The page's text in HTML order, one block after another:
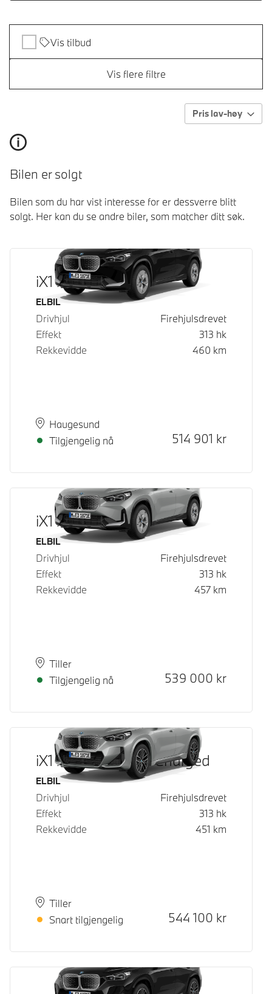
Vis tilbud
Vis flere filtre
Pris lav-høy
Bilen er solgt
Bilen som du har vist interesse for er dessverre blitt
solgt. Her kan du se andre biler, som matcher ditt søk.
iX1 xDrive30
Drivstoff
ELBIL
Drivhjul
Firehjulsdrevet
Effekt
313 hk
Rekkevidde
460 km
PlassHaugesund
Leveringstid
Tilgjengelig nå
Kontantpris
514 901 kr
iX1 xDrive30
Drivstoff
ELBIL
Drivhjul
Firehjulsdrevet
Effekt
313 hk
Rekkevidde
457 km
PlassTiller
Leveringstid
Tilgjengelig nå
Kontantpris
539 000 kr
iX1 xDrive30 Fully Charged
Drivstoff
ELBIL
Drivhjul
Firehjulsdrevet
Effekt
313 hk
Rekkevidde
451 km
PlassTiller
Leveringstid
Snart tilgjengelig
Kontantpris
544 100 kr